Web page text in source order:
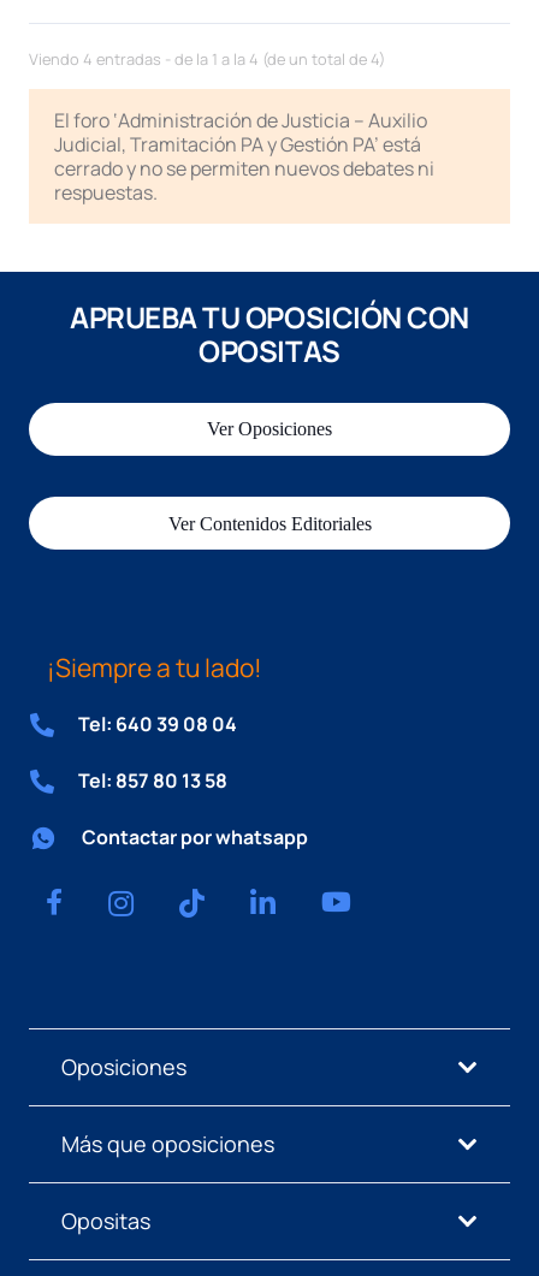
Viendo 4 entradas - de la 1 a la 4 (de un total de 4)
El foro ‘Administración de Justicia – Auxilio
Judicial, Tramitación PA y Gestión PA’ está
cerrado y no se permiten nuevos debates ni
respuestas.
APRUEBA TU OPOSICIÓN CON
OPOSITAS
Ver Oposiciones
Ver Contenidos Editoriales
¡Siempre a tu lado!
Tel: 640 39 08 04
Tel: 857 80 13 58
Contactar por whatsapp
Oposiciones
Más que oposiciones
Opositas